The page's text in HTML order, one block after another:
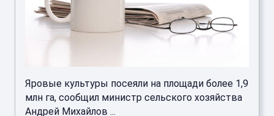
Яровые культуры посеяли на площади более 1,9
млн га, сообщил министр сельского хозяйства
Андрей Михайлов ...